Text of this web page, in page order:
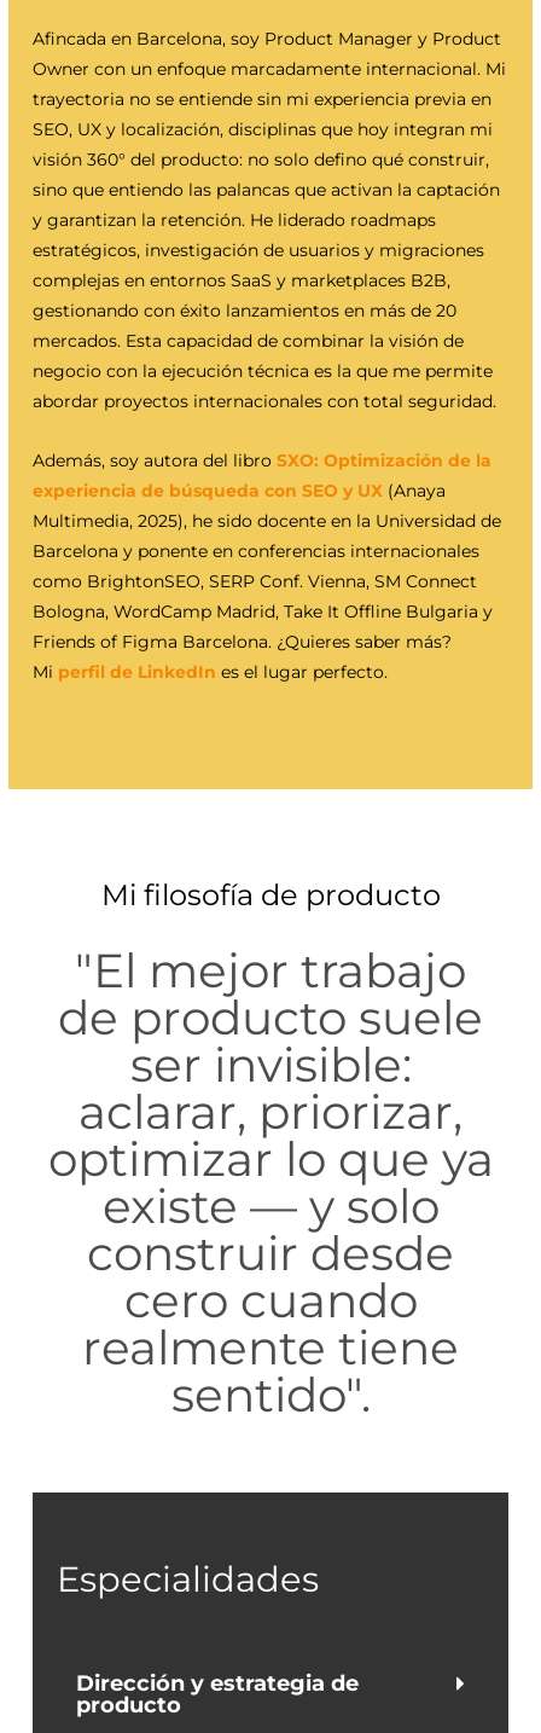
Afincada en Barcelona, soy Product Manager y Product
Owner con un enfoque marcadamente internacional. Mi
trayectoria no se entiende sin mi experiencia previa en
SEO, UX y localización, disciplinas que hoy integran mi
visión 360° del producto: no solo defino qué construir,
sino que entiendo las palancas que activan la captación
y garantizan la retención. He liderado roadmaps
estratégicos, investigación de usuarios y migraciones
complejas en entornos SaaS y marketplaces B2B,
gestionando con éxito lanzamientos en más de 20
mercados. Esta capacidad de combinar la visión de
negocio con la ejecución técnica es la que me permite
abordar proyectos internacionales con total seguridad.
Además, soy autora del libroSXO: Optimización de la
experiencia de búsqueda con SEO y UX (Anaya
Multimedia, 2025), he sido docente en la Universidad de
Barcelona y ponente en conferencias internacionales
como BrightonSEO, SERP Conf. Vienna, SM Connect
Bologna, WordCamp Madrid, Take It Offline Bulgaria y
Friends of Figma Barcelona. ¿Quieres saber más?
Mi perfil de LinkedIn es el lugar perfecto.
Mi filosofía de producto
"El mejor trabajo
de producto suele
ser invisible:
aclarar, priorizar,
optimizar lo que ya
existe — y solo
construir desde
cero cuando
realmente tiene
sentido".
Especialidades
Dirección y estrategia de
producto